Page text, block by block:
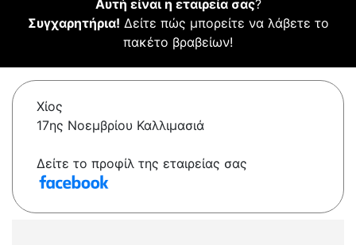
Αυτή είναι η εταιρεία σας?
Συγχαρητήρια! Δείτε πώς μπορείτε να λάβετε το
πακέτο βραβείων!
Χίος
17ης Νοεμβρίου Καλλιμασιά
Δείτε το προφίλ της εταιρείας σας